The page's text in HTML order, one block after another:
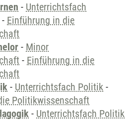
- Unterrichtsfach
- Einführung in die
- Minor
- Einführung in die
- Unterrichtsfach Politik -
Politikwissenschaft
- Unterrichtsfach Politik